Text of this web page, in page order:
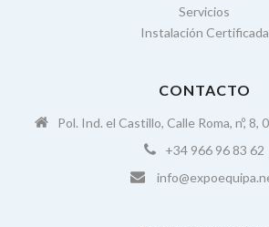
Servicios
Instalación Certificada
CONTACTO
Pol. Ind. el Castillo, Calle Roma, nº, 8,
+34 966 96 83 62